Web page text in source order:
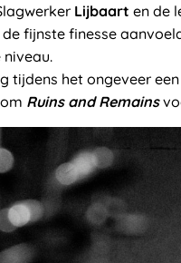
Lijbaart en de
fijnste finesse
tijdens het ongeveer
Ruins and Remains